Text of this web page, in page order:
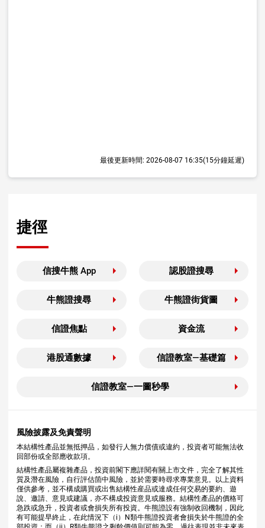
最後更新時間: 2026-08-07 16:35(15分鐘延遲)
捷徑
信搜牛熊 App 認股證搜尋
牛熊證搜尋 牛熊證街貨圖
信證焦點 資金流
港股通數據 信證教室—基礎篇
信證教室—一圖秒學
風險披露及免責聲明
本結構性產品並無抵押品，如發行人無力償債或違約，投資者可能無法收
回部份或全部應收款項。
結構性產品屬複雜產品，投資前閣下應詳閱有關上市文件，完全了解其性
質及潛在風險，自行評估箇中風險，並於需要時尋求專業意見。以上資料
僅供參考，並不構成購買或出售結構性産品或達成任何交易的要約、遊
說、邀請、意見或建議，亦不構成投資意見或服務。結構性產品的價格可
急跌或急升，投資者或會損失所有投資。牛熊證設有強制收回機制，因此
有可能提早終止，在此情況下（i）N類牛熊證投資者會損失於牛熊證的全